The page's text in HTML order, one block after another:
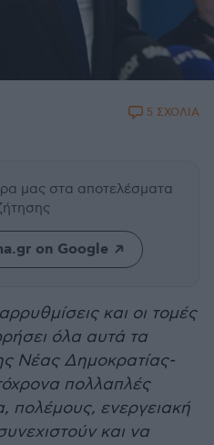
5 ΣΧΟΛΙΑ
μας στα αποτελέσματα
on Google
και οι τομές
όλα αυτά τα
Νέας Δημοκρατίας-
πολλαπλές
πολέμους, ενεργειακή
και να